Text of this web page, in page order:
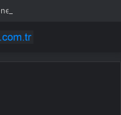
Ziyareti